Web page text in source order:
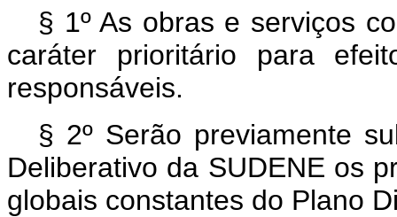
§ 1º As obras e serviços
caráter prioritário para
responsáveis.
§ 2º Serão previamente
Deliberativo da SUDENE os
globais constantes do Plano